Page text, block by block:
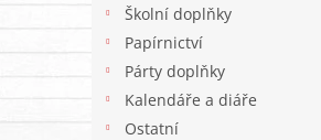
Školní doplňky
Papírnictví
Párty doplňky
Kalendáře a diáře
Ostatní